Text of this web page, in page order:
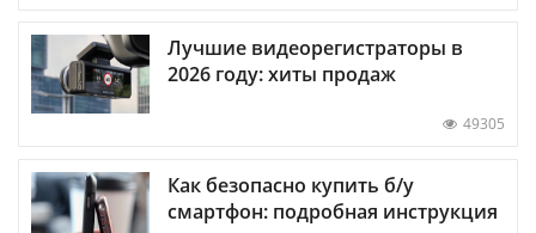
Лучшие видеорегистраторы в
2026 году: хиты продаж
49305
Как безопасно купить б/у
смартфон: подробная инструкция